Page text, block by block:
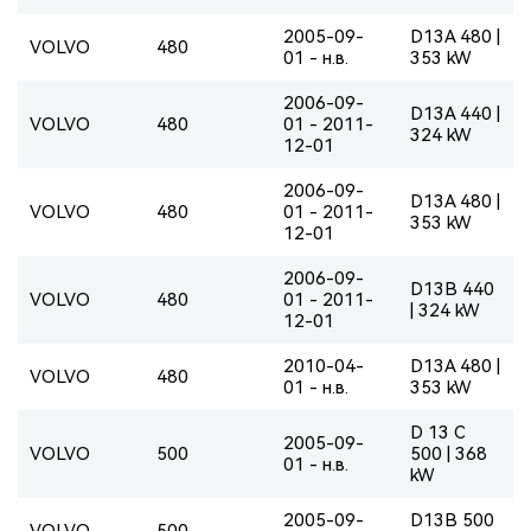
VOLVO 480
2005-09-
01 - н.в.
D13A 480 |
353 kW
VOLVO 480
2006-09-
01 - 2011-
12-01
D13A 440 |
324 kW
VOLVO 480
2006-09-
01 - 2011-
12-01
D13A 480 |
353 kW
VOLVO 480
2006-09-
01 - 2011-
12-01
D13B 440
| 324 kW
VOLVO 480
2010-04-
01 - н.в.
D13A 480 |
353 kW
VOLVO 500
2005-09-
01 - н.в.
D 13 C
500 | 368
kW
2005-09-
D13B 500